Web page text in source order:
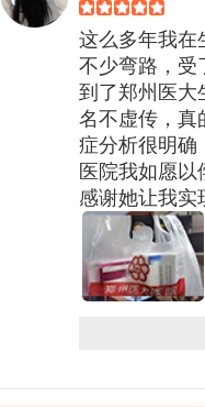
这么多年我在
不少弯路，受
到了郑州医大
名不虚传，真
症分析很明确
医院我如愿以
感谢她让我实